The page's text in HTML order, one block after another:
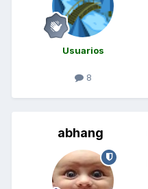
Usuarios
8
abhang